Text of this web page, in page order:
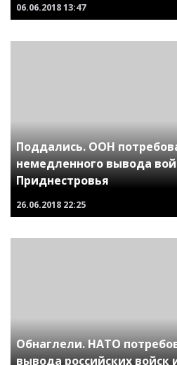
06.06.201813:47
Поддались. ООН
немедленного вывода
Приднестровья
26.06.2018 22:25
Обнаглели. НАТО
вывода российских